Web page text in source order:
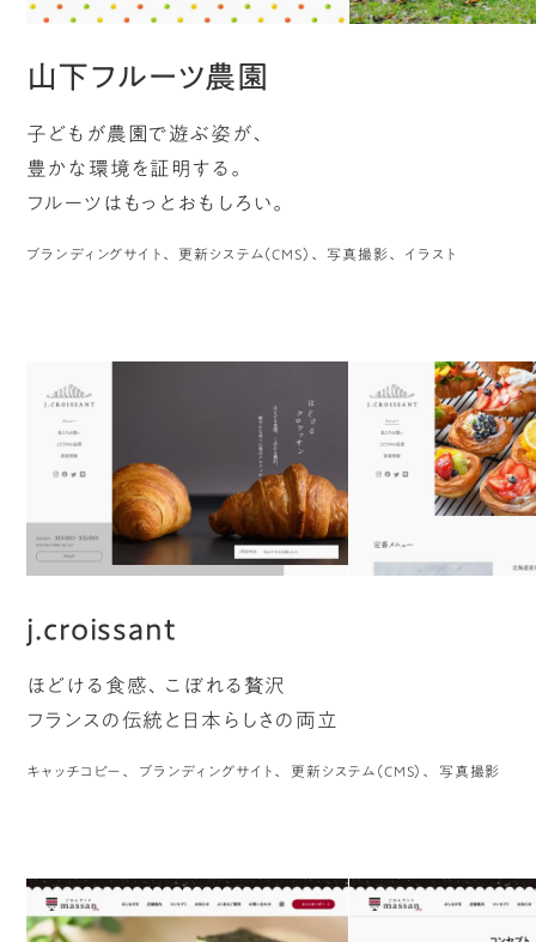
山下フルーツ農園
子どもが農園で遊ぶ姿が、
豊かな環境を証明する。
フルーツはもっとおもしろい。
ブランディングサイト 更新システム（CMS） 写真撮影 イラスト
j.croissant
ほどける食感、こぼれる贅沢
フランスの伝統と日本らしさの両立
キャッチコピー ブランディングサイト 更新システム（CMS） 写真撮影